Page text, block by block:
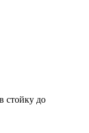
стойку до